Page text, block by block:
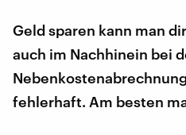
Geld sparen kann man
auch im Nachhinein bei
fehlerhaft. Am besten